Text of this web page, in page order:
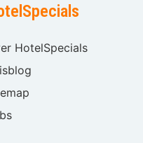
HotelSpecials